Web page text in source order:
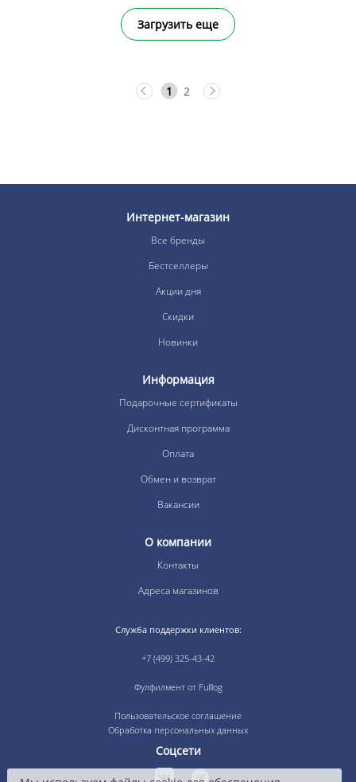
Загрузить еще
1 2
Интернет-магазин
Все бренды
Бестселлеры
Акции дня
Скидки
Новинки
Информация
Подарочные сертификаты
Дисконтная программа
Оплата
Обмен и возврат
Вакансии
О компании
Контакты
Адреса магазинов
Служба поддержки клиентов:
+7 (499) 325-43-42
Фулфилмент от Fulllog
Пользовательское соглашение
Обработка персональных данных
Соцсети